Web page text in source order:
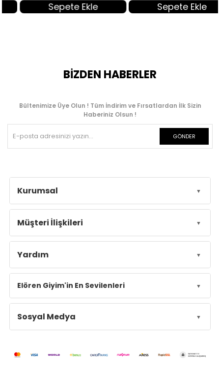
Sepete Ekle Sepete Ekle
BİZDEN HABERLER
Bültenimize Üye Olun ! Tüm İndirim ve Fırsatlardan İlk Sizin
Haberiniz Olsun !
GÖNDER
Kurumsal
Müşteri İlişkileri
Yardım
Elören Giyim'in En Sevilenleri
Sosyal Medya